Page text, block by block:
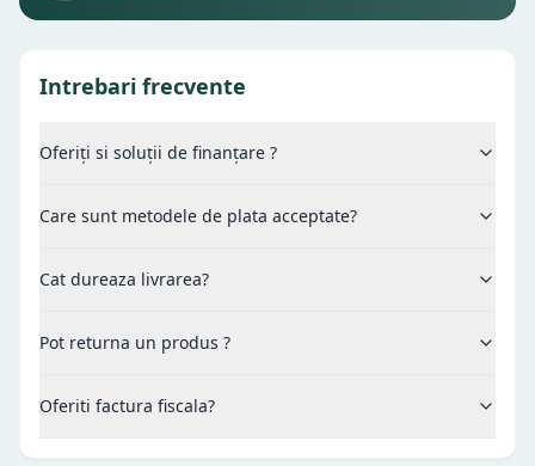
Intrebari frecvente
Oferiți si soluții de finanțare ?
Care sunt metodele de plata acceptate?
Cat dureaza livrarea?
Pot returna un produs ?
Oferiti factura fiscala?